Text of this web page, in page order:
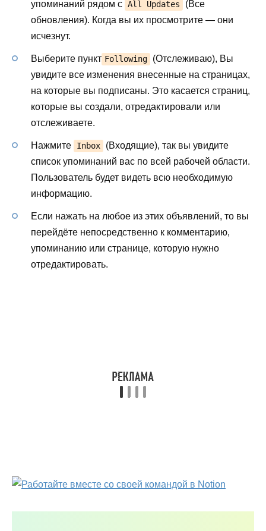
упоминаний рядом с All Updates
(Все
обновления). Когда вы их просмотрите — они
исчезнут.
Выберите пункт Following
(Отслеживаю), Вы
увидите все изменения внесенные на страницах,
на которые вы подписаны. Это касается страниц,
которые вы создали, отредактировали или
отслеживаете.
Нажмите Inbox
(Входящие), так вы увидите
список упоминаний вас по всей рабочей области.
Пользователь будет видеть всю необходимую
информацию.
Если нажать на любое из этих объявлений, то вы
перейдёте непосредственно к комментарию,
упоминанию или странице, которую нужно
отредактировать.